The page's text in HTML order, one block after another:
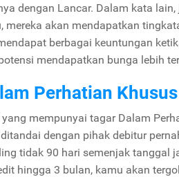
dengan Lancar. Dalam kata
mereka akan mendapatkan
berbagai keuntungan
mendapatkan bunga lebih
Perhatian Khusus
mempunyai tagar Dalam
dengan pihak debitur
tidak 90 hari semenjak tanggal
hingga 3 bulan, kamu akan